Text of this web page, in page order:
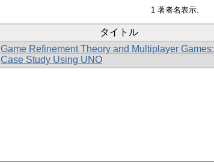
1 著者名表示.
タイトル
Game Refinement Theory and Multiplayer Games:
Case Study Using UNO